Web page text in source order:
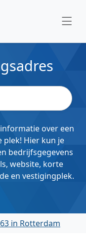
over een
plek! Hier kun je
bedrijfsgegevens
website, korte
en vestigingplek.
in Rotterdam